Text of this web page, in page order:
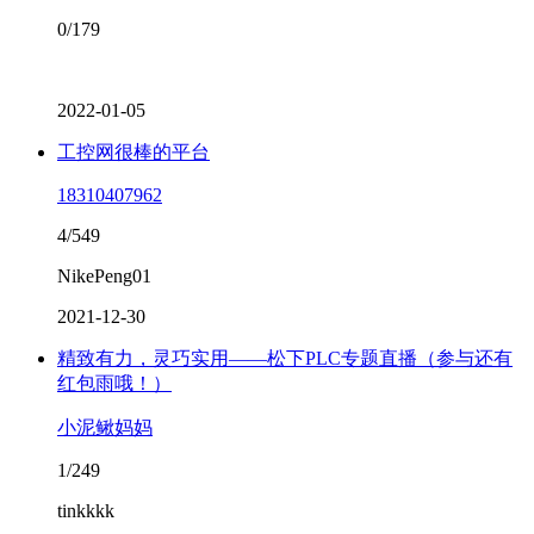
0/179
2022-01-05
工控网很棒的平台
18310407962
4/549
NikePeng01
2021-12-30
精致有力，灵巧实用——松下PLC专题直播（参与还有
红包雨哦！）
小泥鳅妈妈
1/249
tinkkkk